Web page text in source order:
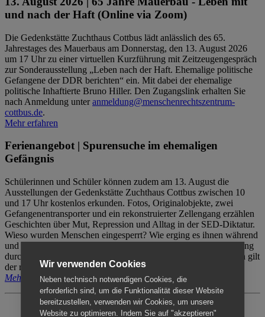
und nach der Haft (Online via Zoom)
Die Gedenkstätte Zuchthaus Cottbus lädt anlässlich des 65.
Jahrestages des Mauerbaus am Donnerstag, den 13. August 2026
um 17 Uhr zu einer virtuellen Kurzführung mit Zeitzeugengespräch
zur Sonderausstellung „Leben nach der Haft. Ehemalige politische
Gefangene der DDR berichten“ ein. Mit dabei der ehemalige
politische Inhaftierte Bruno Hiller. Den Zugangslink erhalten Sie
nach Anmeldung unteranmeldung@menschenrechtszentrum-
cottbus.de.
Mehr erfahren
Ferienangebot | Spurensuche im ehemaligen
Gefängnis
Schülerinnen und Schüler können zudem am 13. August die
Ausstellungen der Gedenkstätte Zuchthaus Cottbus zwischen 10
und 17 Uhr kostenlos erkunden. Fotos, Originalobjekte, zwei
Gefangenentransporter und ein rekonstruierter Zellengang erzählen
Geschichten über Mut, Repression und Alltag in der SED-Diktatur.
Wieso wurden Menschen eingesperrt? Wie erging es ihnen während
und nach der Haft? Der Besuch erfolgt individuell ohne Betreuung
durch das Menschenrechtszentrum Cottbus. Für Begleitpersonen gilt
der reguläre Eintritt (8€ / ermäßigt 5€).
Mehr erfahren
Wir verwenden Cookies
Neben technisch notwendigen Cookies, die
erforderlich sind, um die Funktionalität dieser Website
bereitzustellen, verwenden wir Cookies, um unsere
Website zu optimieren. Indem Sie auf "akzeptieren"